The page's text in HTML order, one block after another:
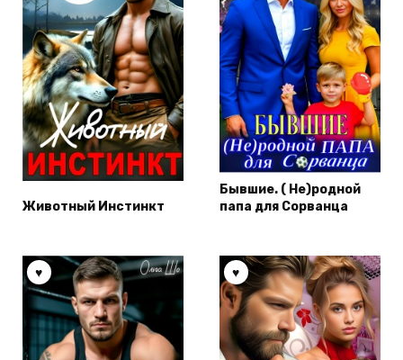
Животный Инстинкт
Бывшие. ( Не)родной
папа для Сорванца